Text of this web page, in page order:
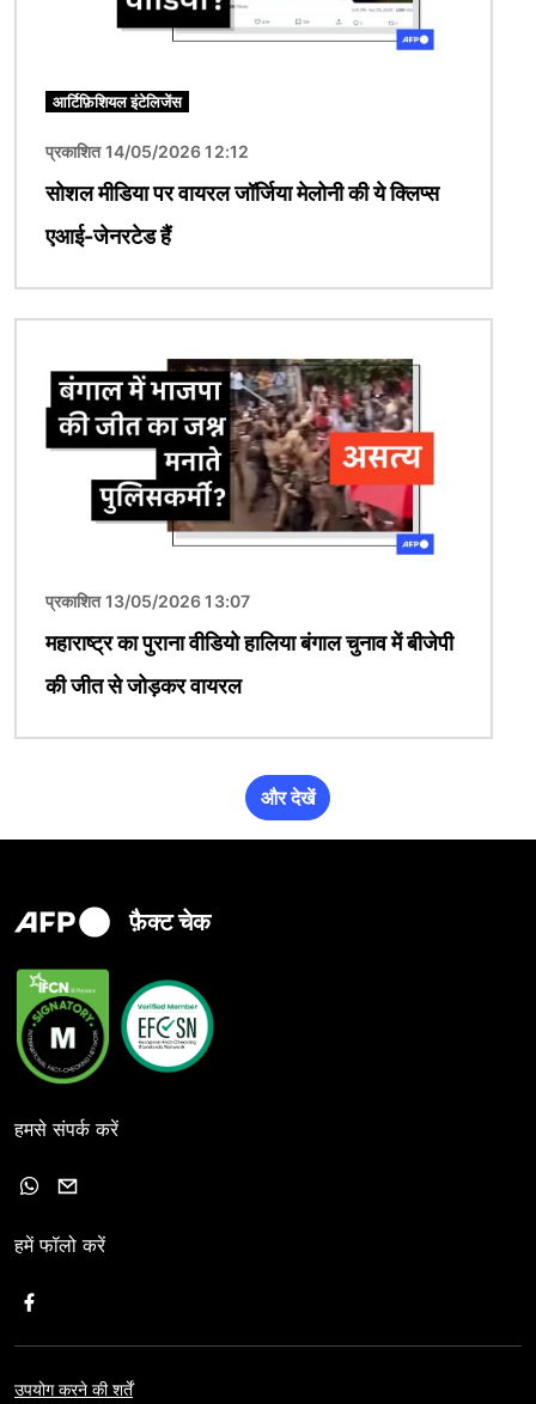
आर्टिफ़िशियल इंटेलिजेंस
प्रकाशित 14/05/2026 12:12
सोशल मीडिया पर वायरल जॉर्जिया मेलोनी की ये क्लिप्स
एआई-जेनरटेड हैं
प्रकाशित 13/05/2026 13:07
महाराष्ट्र का पुराना वीडियो हालिया बंगाल चुनाव में बीजेपी
की जीत से जोड़कर वायरल
और देखें
फ़ैक्ट चेक
हमसे संपर्क करें
हमें फॉलो करें
उपयोग करने की शर्तें